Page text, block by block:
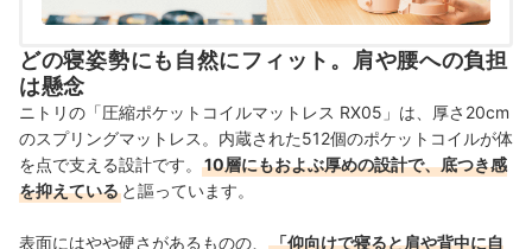
どの寝姿勢にも自然にフィット。肩や腰への負担
は懸念
ニトリの「圧縮ポケットコイルマットレス RX05」は、厚さ20cm
のスプリングマットレス。内蔵された512個のポケットコイルが体
を点で支える設計です。
10層にもおよぶ厚めの設計で、底つき感
を抑えている と謳っています。
表面にはやや硬さがあるものの、
「仰向けで寝ると肩や背中に自